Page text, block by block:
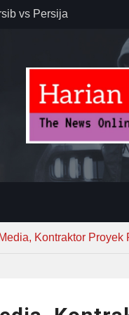
vs Persija
– Banjar
MUI ke
Kontraktor